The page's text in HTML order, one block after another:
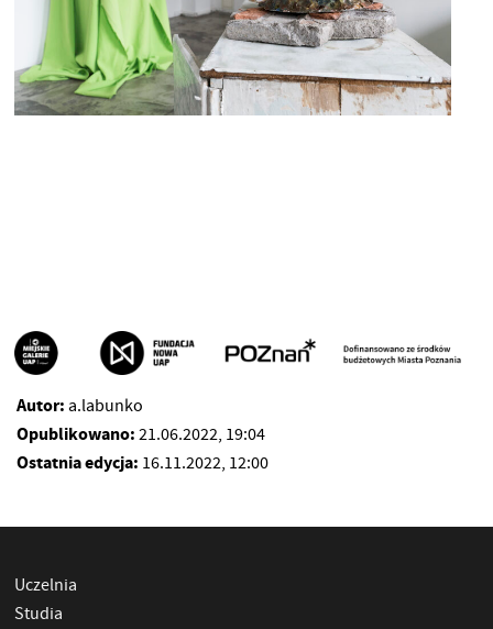
Autor: a.labunko
Opublikowano: 21.06.2022, 19:04
Ostatnia edycja: 16.11.2022, 12:00
Uczelnia
Studia